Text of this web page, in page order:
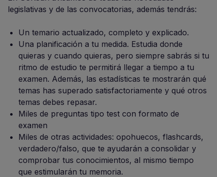
legislativas y de las convocatorias, además tendrás:
Un temario actualizado, completo y explicado.
Una planificación a tu medida. Estudia donde
quieras y cuando quieras, pero siempre sabrás si tu
ritmo de estudio te permitirá llegar a tiempo a tu
examen. Además, las estadísticas te mostrarán qué
temas has superado satisfactoriamente y qué otros
temas debes repasar.
Miles de preguntas tipo test con formato de
examen
Miles de otras actividades: opohuecos, flashcards,
verdadero/falso, que te ayudarán a consolidar y
comprobar tus conocimientos, al mismo tiempo
que estimularán tu memoria.